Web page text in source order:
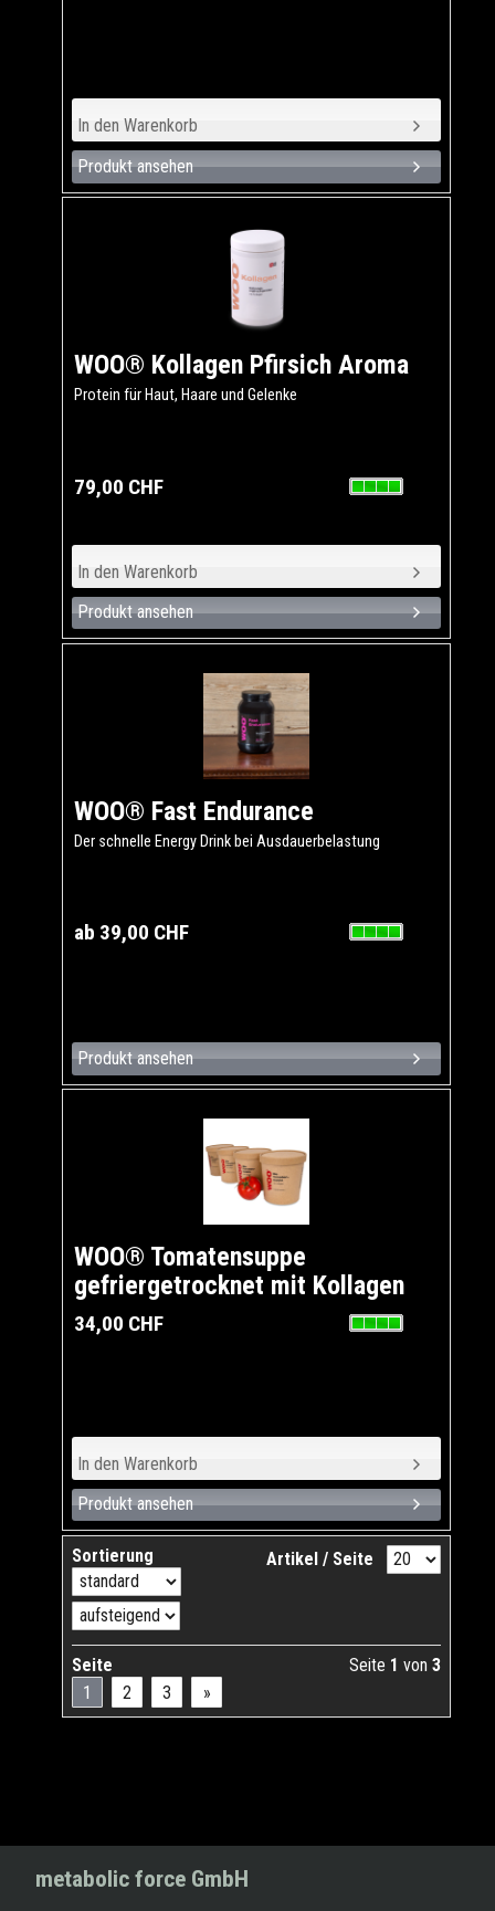
Produkt ansehen
WOO® Kollagen Pfirsich Aroma
Protein für Haut, Haare und Gelenke
79,00 CHF
Produkt ansehen
WOO® Fast Endurance
Der schnelle Energy Drink bei Ausdauerbelastung
ab 39,00 CHF
Produkt ansehen
WOO® Tomatensuppe
gefriergetrocknet mit Kollagen
34,00 CHF
Produkt ansehen
Sortierung Artikel / Seite
Seite
1
2 3 »
Seite 1 von 3
metabolic force GmbH